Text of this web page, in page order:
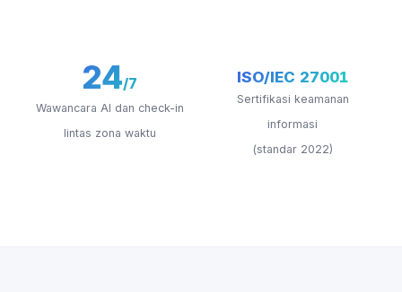
24/7
Wawancara AI dan check-in
lintas zona waktu
ISO/IEC 27001
Sertifikasi keamanan
informasi
(standar 2022)